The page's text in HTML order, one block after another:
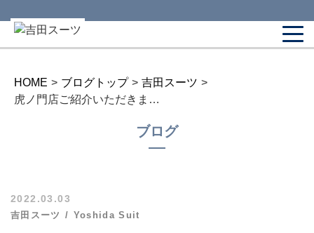
HOME > ブログトップ > 吉田スーツ >
虎ノ門店ご紹介いただきました。編集の方々、ありがとうございます。
ブログ
2022.03.03
吉田スーツ Yoshida Suit